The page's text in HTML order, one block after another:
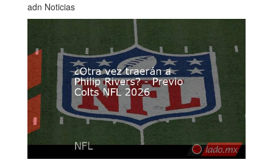
adn Noticias